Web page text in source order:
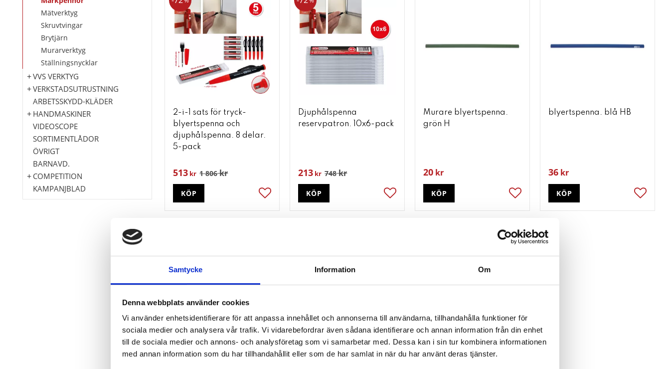
Samtycke Information Om
Denna webbplats använder cookies
Vi använder enhetsidentifierare för att anpassa innehållet och annonserna till användarna, tillhandahålla funktioner för
sociala medier och analysera vår trafik. Vi vidarebefordrar även sådana identifierare och annan information från din enhet
till de sociala medier och annons- och analysföretag som vi samarbetar med. Dessa kan i sin tur kombinera informationen
med annan information som du har tillhandahållit eller som de har samlat in när du har använt deras tjänster.
2-i-1 sats för tryck-
blyertspenna och
djuphålspenna. 8 delar.
5-pack
513 kr 1 806kr
Lägg till i favoriter
KÖP
Djuphålspenna
reservpatron. 10x6-pack
213 kr 748kr
Lägg till i favoriter
KÖP
Murare blyertspenna.
grön H
20 kr
Lägg till i favoriter
KÖP
blyertspenna. blå HB
36 kr
Lägg
KÖP
snickare-blyertspenna.
Mätverktyg
Skruvtvingar
Brytjärn
Murarverktyg
Ställningsnycklar
VVS VERKTYG
VERKSTADSUTRUSTNING
ARBETSSKYDD-KLÄDER
HANDMASKINER
VIDEOSCOPE
SORTIMENTLÅDOR
ÖVRIGT
BARNAVD.
COMPETITION
KAMPANJBLAD